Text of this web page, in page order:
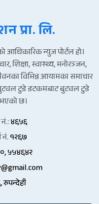
प्रा. लि.
आधिकारिक न्युज पोर्टल हो।
शिक्षा, स्वास्थ्य, मनोरञ्जन,
विभिन्न आयामका समाचार
टुडे डटकमबाट बुटवल टुडे
छ।
४६५६
नं.१२६७
५५४६४२